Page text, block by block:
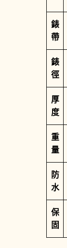
錶
帶
錶
徑
厚
度
重
量
防
水
保
固